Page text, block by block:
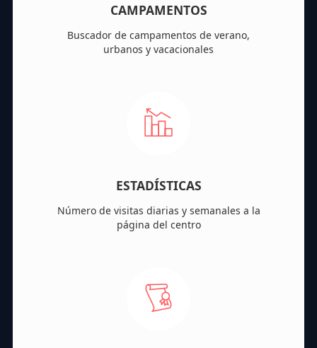
CAMPAMENTOS
Buscador de campamentos de verano,
urbanos y vacacionales
ESTADÍSTICAS
Número de visitas diarias y semanales a la
página del centro